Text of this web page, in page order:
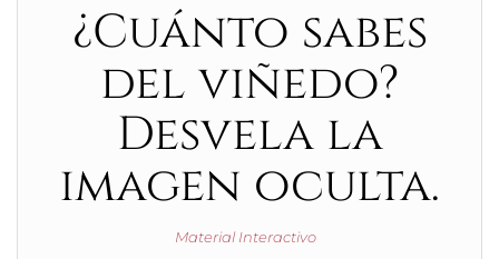
¿Cuánto sabes
del viñedo?
Desvela la
imagen oculta.
Material Interactivo